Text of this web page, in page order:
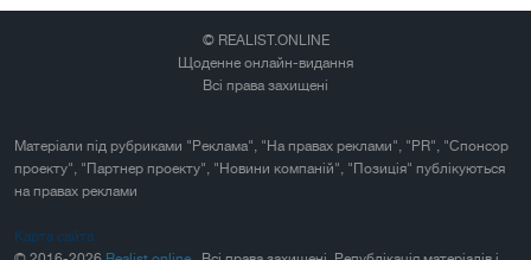
© REALIST.ONLINE
Щоденне онлайн-видання
Всі права захищені
Матеріали під рубриками "Реклама", "На правах реклами", "PR", "Спонсор
проекту", "Партнер проекту", "Новини компаній", "Позиція" публікуються
на правах реклами
Карта сайта